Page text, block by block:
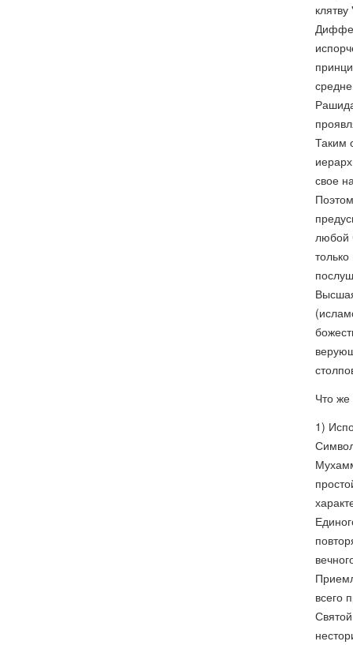
Таким
свое
любой
Что же
1)
всего